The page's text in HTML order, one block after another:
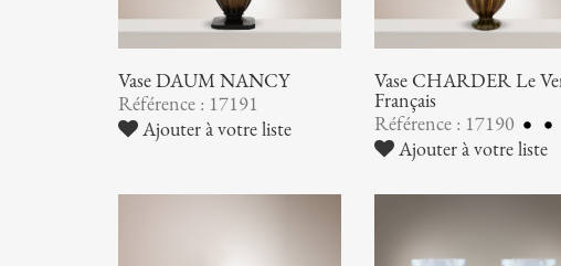
Vase DAUM NANCY
Référence : 17191
Ajouter à votre liste
Vase CHARDER Le
Français
Référence : 17190
Ajouter à votre liste